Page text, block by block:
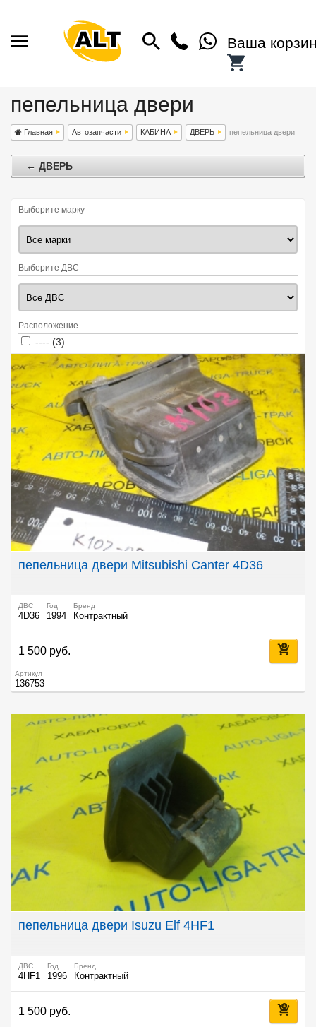
Ваша
пепельница двери
Главная Автозапчасти КАБИНА ДВЕРЬ пепельница двери
← ДВЕРЬ
Выберите марку
Выберите ДВС
Расположение
Apply ---- filter
---- (3)
пепельница двери Mitsubishi Canter 4D36
ДВС
4D36
Год
1994
Бренд
Контрактный
1 500 руб.
Артикул
136753
пепельница двери Isuzu Elf 4HF1
ДВС
4HF1
Год
1996
Бренд
Контрактный
1 500 руб.